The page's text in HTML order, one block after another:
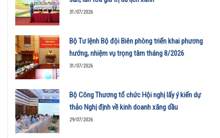
31/07/2026
Bộ Tư lệnh Bộ đội Biên phòng triển khai phương
hướng, nhiệm vụ trọng tâm tháng 8/2026
31/07/2026
Bộ Công Thương tổ chức Hội nghị lấy ý kiến dự
thảo Nghị định về kinh doanh xăng dầu
29/07/2026